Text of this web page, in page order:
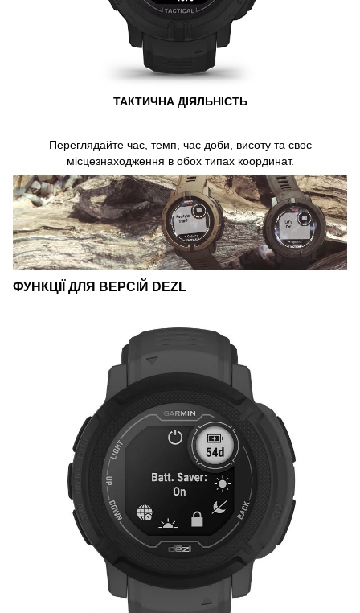
ТАКТИЧНА ДІЯЛЬНІСТЬ
Переглядайте час, темп, час доби, висоту та своє
місцезнаходження в обох типах координат.
ФУНКЦІЇ ДЛЯ ВЕРСІЙ DEZL